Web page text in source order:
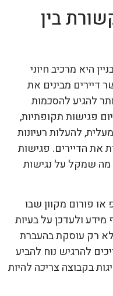
בין
היא מרכיב חיוני
מבינים את
להגיע להסכמות
פגישות תקופתיות,
להעלות רעיונות
את הדיירים. פגישות
מה שמקל על נגישות
פורום מקוון שבו
ולעדכן על בעיות
רק עוסקת בהעברת
להרגיש נוח להביע
בקבוצה צריכה להיות